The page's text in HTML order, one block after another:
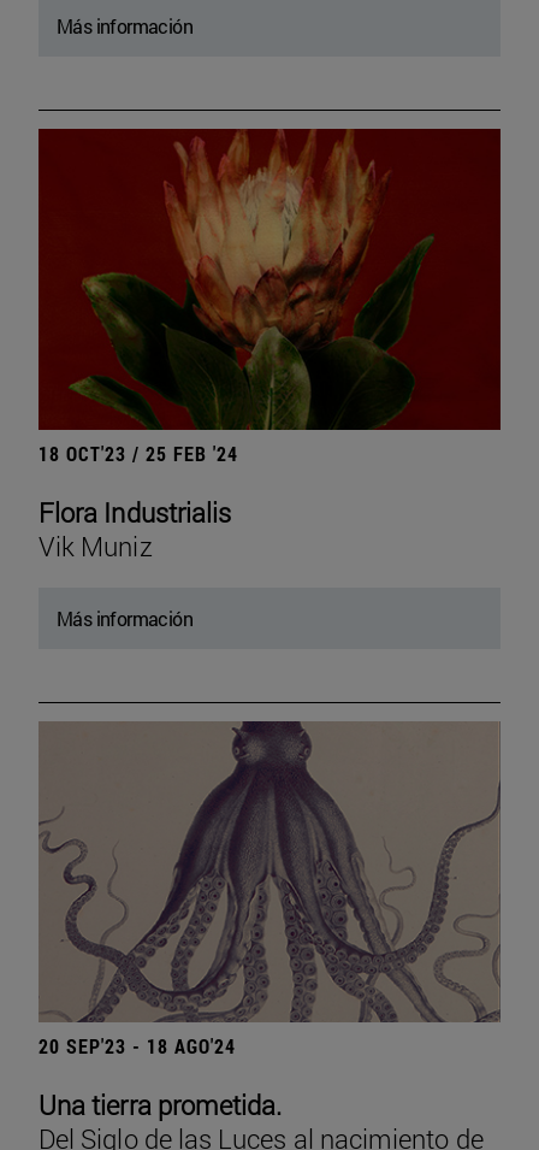
Más información
18 OCT'23 / 25 FEB '24
Flora Industrialis
Vik Muniz
Más información
20 SEP'23 - 18 AGO'24
Una tierra prometida.
Del Siglo de las Luces al nacimiento de